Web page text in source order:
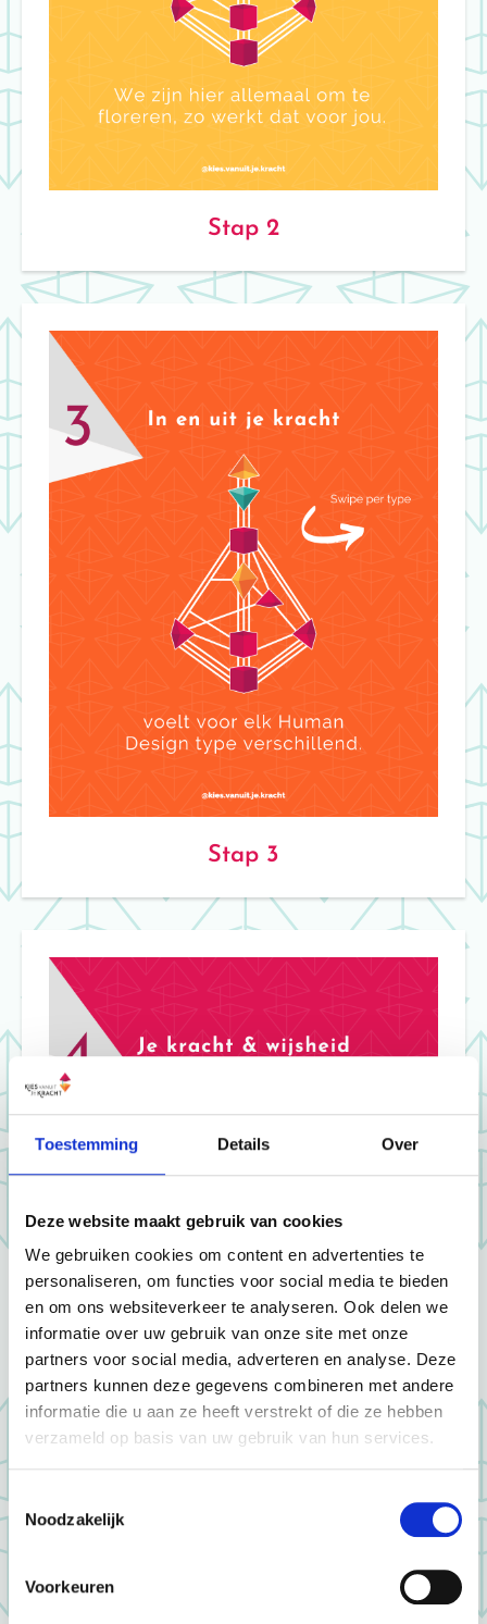
Toestemming Details Over
Deze website maakt gebruik van cookies
We gebruiken cookies om content en advertenties te
personaliseren, om functies voor social media te bieden
en om ons websiteverkeer te analyseren. Ook delen we
informatie over uw gebruik van onze site met onze
partners voor social media, adverteren en analyse. Deze
partners kunnen deze gegevens combineren met andere
informatie die u aan ze heeft verstrekt of die ze hebben
verzameld op basis van uw gebruik van hun services.
Toestemmingsselectie
Noodzakelijk
Voorkeuren
Stap 2
Stap 3